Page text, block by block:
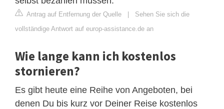
Antrag auf Entfernung der Quelle | Sehen Sie sich die
vollständige Antwort auf europ-assistance.de an
Wie lange kann ich kostenlos
stornieren?
Es gibt heute eine Reihe von Angeboten, bei
denen Du bis kurz vor Deiner Reise kostenlos